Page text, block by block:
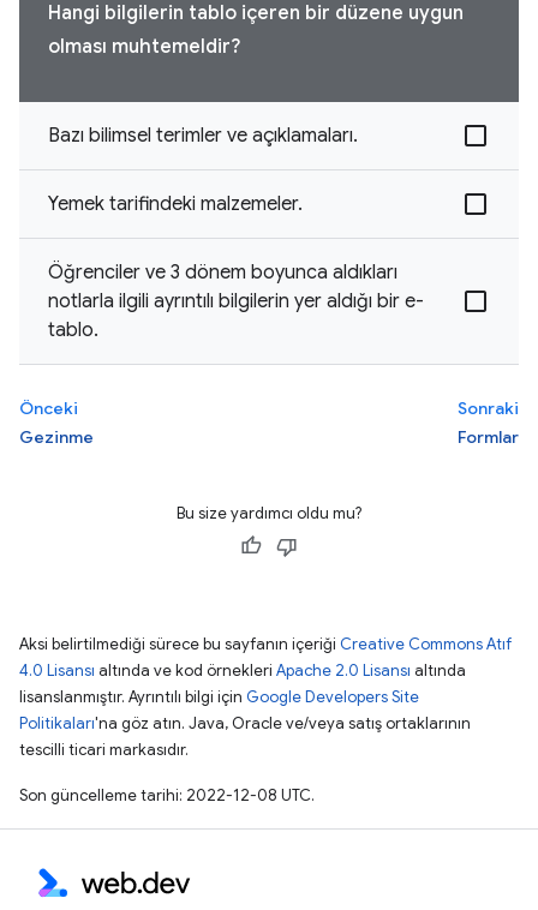
Hangi bilgilerin tablo içeren bir düzene uygun
olması muhtemeldir?
Bazı bilimsel terimler ve açıklamaları.
Yemek tarifindeki malzemeler.
Öğrenciler ve 3 dönem boyunca aldıkları
notlarla ilgili ayrıntılı bilgilerin yer aldığı bir e-
tablo.
Önceki
Gezinme
Sonraki
Formlar
Bu size yardımcı oldu mu?
Aksi belirtilmediği sürece bu sayfanın içeriği Creative Commons Atıf
4.0 Lisansı altında ve kod örnekleri Apache 2.0 Lisansı altında
lisanslanmıştır. Ayrıntılı bilgi için Google Developers Site
Politikaları'na göz atın. Java, Oracle ve/veya satış ortaklarının
tescilli ticari markasıdır.
Son güncelleme tarihi: 2022-12-08 UTC.